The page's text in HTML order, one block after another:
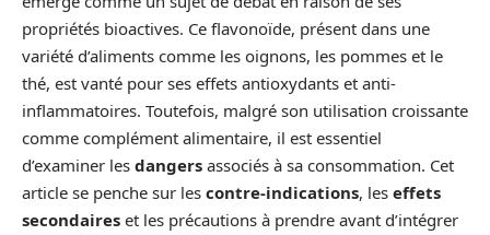
propriétés bioactives. Ce flavonoïde, présent dans une
variété d’aliments comme les oignons, les pommes et le
thé, est vanté pour ses effets antioxydants et anti-
inflammatoires. Toutefois, malgré son utilisation croissante
comme complément alimentaire, il est essentiel
d’examiner les dangers associés à sa consommation. Cet
article se penche sur les contre-indications, les effets
secondaires et les précautions à prendre avant d’intégrer